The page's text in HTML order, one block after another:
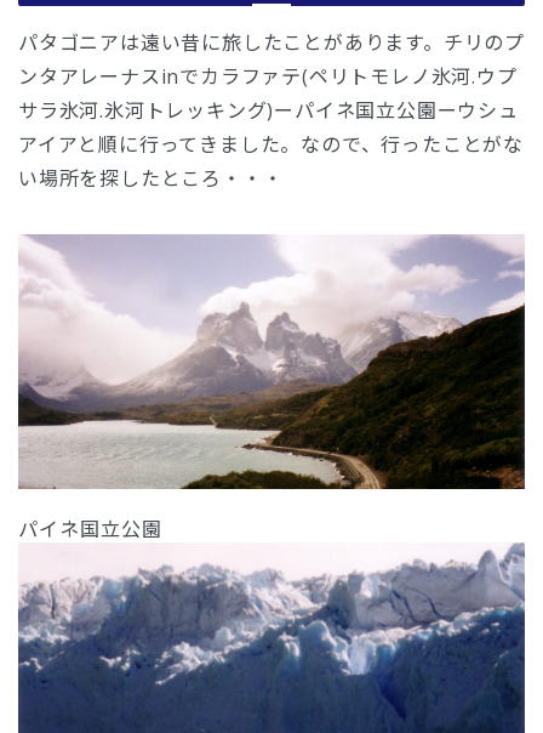
パタゴニアは遠い昔に旅したことがあります。チリのプ
ンタアレーナスinでカラファテ(ペリトモレノ氷河.ウプ
サラ氷河.氷河トレッキング)ーパイネ国立公園ーウシュ
アイアと順に行ってきました。なので、行ったことがな
い場所を探したところ・・・
パイネ国立公園